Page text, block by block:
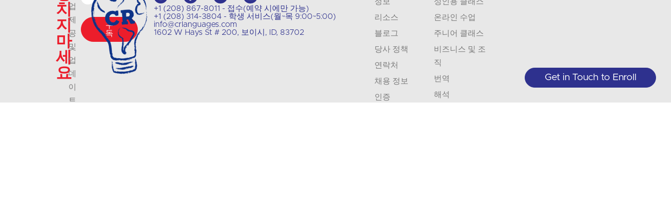
치
지
마
세
요
업
제
공
및
업
데
이
트
구
독
+1 (208) 867-8011 - 접수(예약 시에만 가능)
+1 (208) 314-3804 - 학생 서비스(월~목 9:00~5:00)
info@crlanguages.com
1602 W Hays St # 200, 보이시, ID, 83702
리소스
블로그
당사 정책
연락처
채용 정보
인증
온라인 수업
주니어 클래스
비즈니스 및 조
직
번역
해석
Get in Touch to Enroll